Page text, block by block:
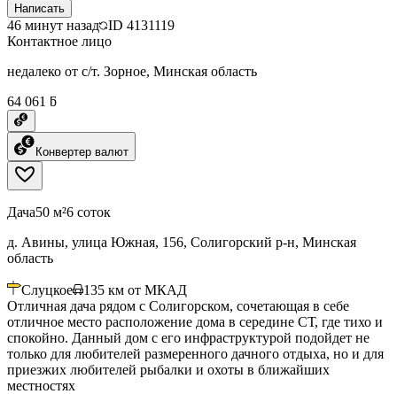
Написать
46 минут назад ID 4131119
Контактное лицо
недалеко от с/т. Зорное, Минская область
64 061 ƃ
Конвертер валют
Дача50 м²6 соток
д. Авины, улица Южная, 156, Солигорский р-н, Минская
область
Слуцкое 135 км от МКАД
Отличная дача рядом с Солигорском, сочетающая в себе
отличное место расположение дома в середине СТ, где тихо и
спокойно. Данный дом с его инфраструктурой подойдет не
только для любителей размеренного дачного отдыха, но и для
приезжих любителей рыбалки и охоты в ближайших
местностях